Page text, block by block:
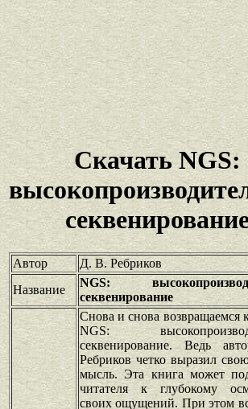
Скачать NGS:
Автор
Д. В. Ребриков
Название
NGS:
секвенирование
Снова и снова возвращаемся
NGS:
секвенирование. Ведь
Ребриков четко выразил
мысль. Эта книга может
читателя к глубокому
своих ощущений. При этом